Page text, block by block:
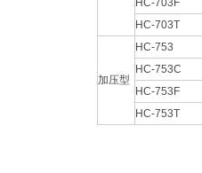
HC-703T
加压型
HC-753
HC-753C
HC-753F
HC-753T